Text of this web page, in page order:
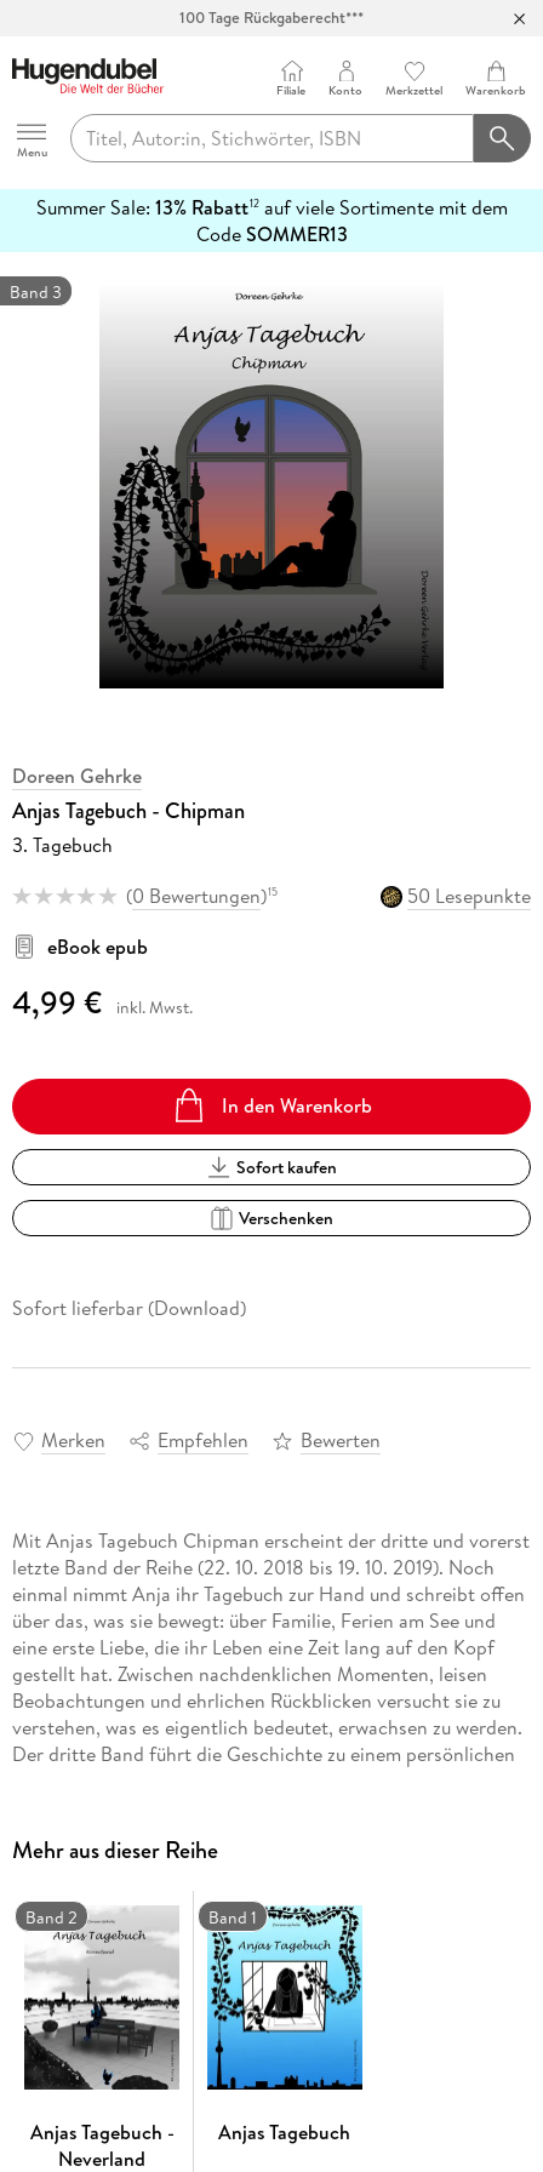
100 Tage Rückgaberecht***
Hugendubel
Menu
Filiale Konto Merkzettel Warenkorb
Summer Sale: 13% Rabatt12auf viele Sortimente mit dem
CodeSOMMER13
erfahren
Band 3
Doreen Gehrke
Anjas Tagebuch - Chipman
3. Tagebuch
(0 Bewertungen)15
50 Lesepunkte
eBook epub
4,99 € inkl. Mwst.
In den Warenkorb
Sofort kaufen
Verschenken
Sofort lieferbar (Download)
Merken Empfehlen Bewerten
Mit Anjas Tagebuch Chipman erscheint der dritte und vorerst
letzte Band der Reihe (22. 10. 2018 bis 19. 10. 2019). Noch
einmal nimmt Anja ihr Tagebuch zur Hand und schreibt offen
über das, was sie bewegt: über Familie, Ferien am See und
eine erste Liebe, die ihr Leben eine Zeit lang auf den Kopf
gestellt hat. Zwischen nachdenklichen Momenten, leisen
Beobachtungen und ehrlichen Rückblicken versucht sie zu
verstehen, was es eigentlich bedeutet, erwachsen zu werden.
Der dritte Band führt die Geschichte zu einem persönlichen
wiederfinden und erneut zu schreiben beginnen. Wer weiß,
welche Geschichten dann noch erzählt werden wollen.
Diese Geschichte ist besonders geeignet für Leserinnen und
Leser, die:
- Tagebuchromane mögen, in denen eine Figur offen und
ehrlich ihre Gedanken erzählt
- Geschichten über die erste Liebe und die Gefühle des
Erwachsenwerdens lesen möchten
Mehr aus dieser Reihe
Band 2
Anjas Tagebuch -
Neverland
Band 1
Anjas Tagebuch